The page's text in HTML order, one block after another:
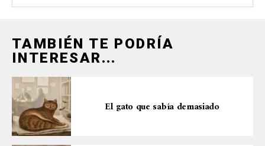
TAMBIÉN TE PODRÍA
INTERESAR...
El gato que sabía demasiado